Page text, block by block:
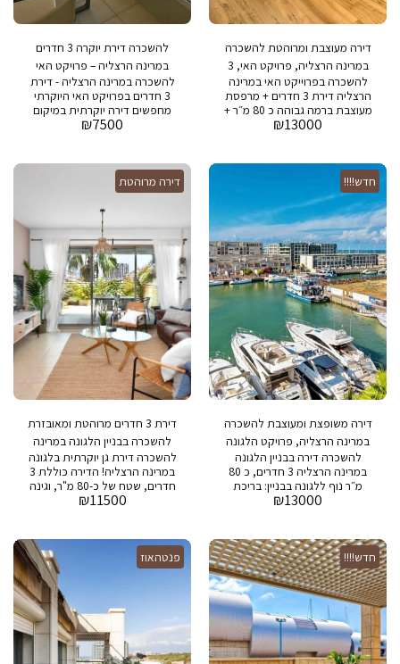
דירה מעוצבת ומרוהטת להשכרה
במרינה הרצליה, פרויקט האי, 3
חדרים
להשכרה בפרוייקט האי במרינה
הרצליה דירת 3 חדרים + מרפסת
מעוצבת ברמה גבוהה כ 80 מ״ר +
5 מ״ר מרפסת בבניין : בריכת
₪13000
להשכרה דירת יוקרה 3 חדרים
במרינה הרצליה – פרויקט האי
להשכרה במרינה הרצליה - דירת
3 חדרים בפרויקט האי היוקרתי
מחפשים דירה יוקרתית במיקום
המבוקש ביותר בהרצליה?
מרווחת ומעוצבת! פרטי הנכס:
בגודל 5 מ״ר תיאור הדירה: דירה
מרוהטת במלואה, מוכנה לכניסה
מידית דמי אחזקה: 2,000 ש״ח
יתרונות הפרויקט: פרויקט האי
במרינה הרצליה נחשב לאחד
הפרויקטים היוקרתיים
והמבוקשים באזור. בבניין תיהנו
ממתקנים ברמה הגבוהה ביותר:
בריכת שחייה מפנקת חדר כושר
מאובזר חניה פרטית שמירה
24/7 למה לגור במרינה הרצליה?
המרינה בהרצליה היא אחד
המקומות המבוקשים בארץ
למגורים יוקרתיים. עם קרבה לים,
מסעדות, מרכזי קניות ואווירה
מנצח. אל תחמיצו הזדמנות לגור
בדירה מושלמת בפרויקט האי
היוקרתי! לפרטים נוספים ותיאום
ביקור, צרו קשר עוד היום. לחיות
את החלום בהרצליה מרינה!
₪7500
חדש!!!!
דירה משופצת ומעוצבת להשכרה
במרינה הרצליה, פרויקט הלגונה
להשכרה דירה בבניין הלגונה
במרינה הרצליה 3 חדרים, כ 80
מ״ר נוף ללגונה בבניין: בריכת
שחיה, חדר כושר, חניה ושמירה
₪13000
דירה מרוהטת
דירת 3 חדרים מרוהטת ומאובזרת
להשכרה בבניין הלגונה במרינה
הרצליה, נוף מרהיב ללגונה
להשכרה דירת גן יוקרתית בלגונה
במרינה הרצליה! הדירה כוללת 3
חדרים, שטח של כ-80 מ"ר, וגינה
פרטית ענקית של 70 מ"ר. הבניין
שמירה 24/7. מיקום מושלם
במרינה הרצליה, קרוב לים
ולמוקדי בילוי יוקרתיים. הזדמנות
נדירה למגורים במתחם מבוקש
עם כל הפינוקים!
₪11500
חדש!!!! פנטהאוז